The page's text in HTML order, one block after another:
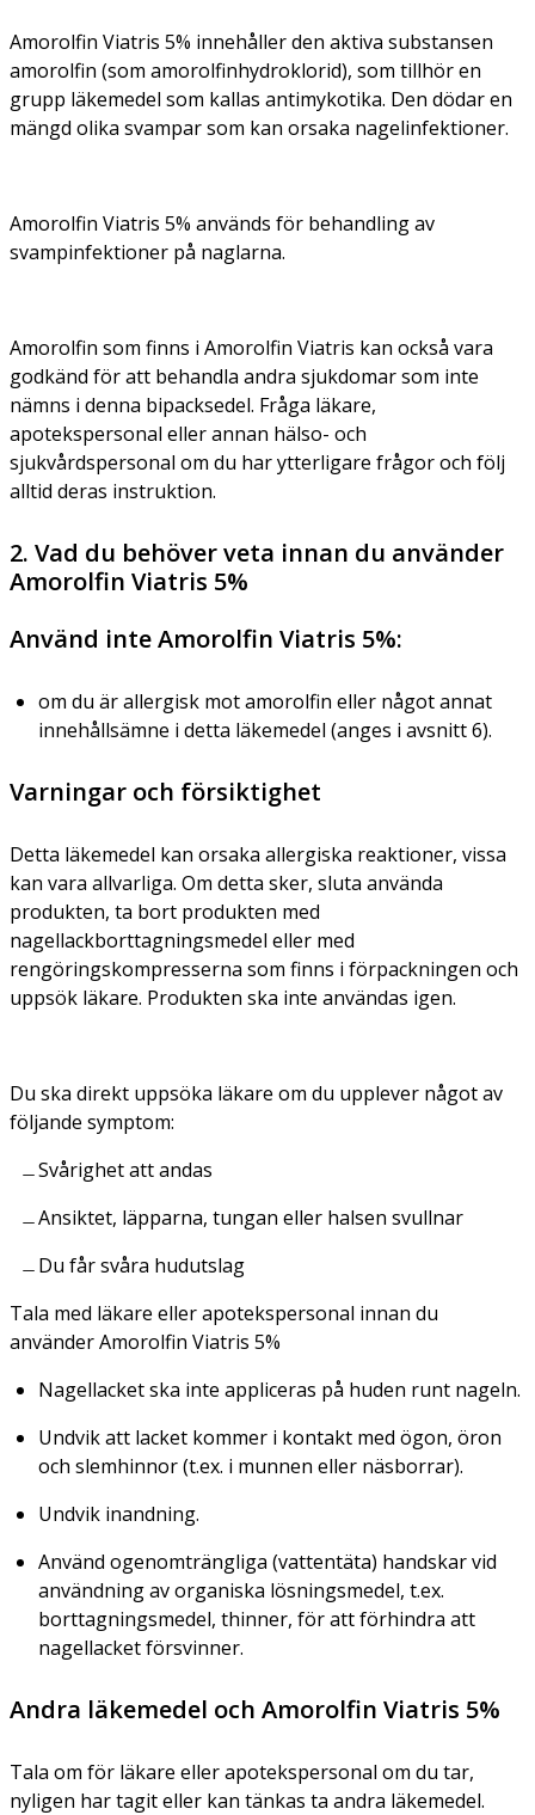
Amorolfin Viatris 5% innehåller den aktiva substansen
amorolfin (som amorolfinhydroklorid), som tillhör en
grupp läkemedel som kallas antimykotika. Den dödar en
mängd olika svampar som kan orsaka nagelinfektioner.
Amorolfin Viatris 5% används för behandling av
svampinfektioner på naglarna.
Amorolfin som finns i Amorolfin Viatris kan också vara
godkänd för att behandla andra sjukdomar som inte
nämns i denna bipacksedel. Fråga läkare,
apotekspersonal eller annan hälso- och
sjukvårdspersonal om du har ytterligare frågor och följ
alltid deras instruktion.
2. Vad du behöver veta innan du använder
Amorolfin Viatris 5%
Använd inte Amorolfin Viatris 5%:
om du är allergisk mot amorolfin eller något annat
innehållsämne i detta läkemedel (anges i avsnitt 6).
Varningar och försiktighet
Detta läkemedel kan orsaka allergiska reaktioner, vissa
kan vara allvarliga. Om detta sker, sluta använda
produkten, ta bort produkten med
nagellackborttagningsmedel eller med
rengöringskompresserna som finns i förpackningen och
uppsök läkare. Produkten ska inte användas igen.
Du ska direkt uppsöka läkare om du upplever något av
följande symptom:
Svårighet att andas
Ansiktet, läpparna, tungan eller halsen svullnar
Du får svåra hudutslag
Tala med läkare eller apotekspersonal innan du
använder Amorolfin Viatris 5%
Nagellacket ska inte appliceras på huden runt nageln.
Undvik att lacket kommer i kontakt med ögon, öron
och slemhinnor (t.ex. i munnen eller näsborrar).
Undvik inandning.
Använd ogenomträngliga (vattentäta) handskar vid
användning av organiska lösningsmedel, t.ex.
borttagningsmedel, thinner, för att förhindra att
nagellacket försvinner.
Andra läkemedel och Amorolfin Viatris 5%
Tala om för läkare eller apotekspersonal om du tar,
nyligen har tagit eller kan tänkas ta andra läkemedel.